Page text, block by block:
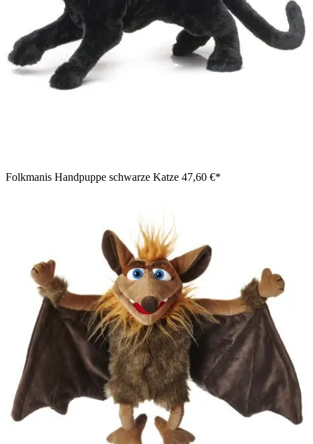
Folkmanis Handpuppe schwarze Katze 47,60 €*